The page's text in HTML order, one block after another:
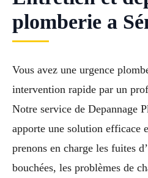
plomberie a
Vous avez une urgence
intervention rapide par un
Notre service de Depannage
apporte une solution efficace
prenons en charge les fuites
bouchées, les problèmes de